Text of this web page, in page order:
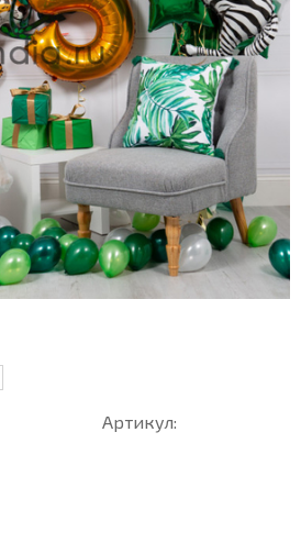
Артикул: